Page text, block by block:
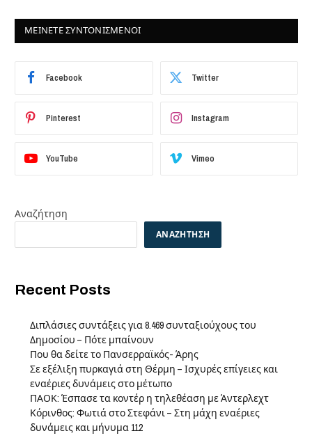
ΜΕΙΝΕΤΕ ΣΥΝΤΟΝΙΣΜΕΝΟΙ
Facebook Twitter
Pinterest Instagram
YouTube Vimeo
Αναζήτηση
ΑΝΑΖΉΤΗΣΗ
Recent Posts
Διπλάσιες συντάξεις για 8.469 συνταξιούχους του
Δημοσίου – Πότε μπαίνουν
Που θα δείτε το Πανσερραϊκός- Άρης
Σε εξέλιξη πυρκαγιά στη Θέρμη – Ισχυρές επίγειες και
εναέριες δυνάμεις στο μέτωπο
ΠΑΟΚ: Έσπασε τα κοντέρ η τηλεθέαση με Άντερλεχτ
Κόρινθος: Φωτιά στο Στεφάνι – Στη μάχη εναέριες
δυνάμεις και μήνυμα 112